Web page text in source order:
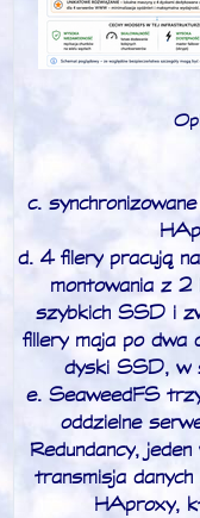
c.
d. 4 filery pracują
montowania z
szybkich SSD i
fillery maja po
dyski SSD, w
e. SeaweedFS
oddzielne
Redundancy,
transmisja
HAproxy,